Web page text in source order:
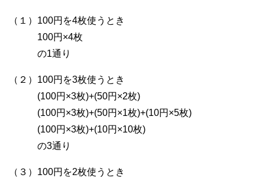
（１）100円を4枚使うとき
100円×4枚
の1通り
（２）100円を3枚使うとき
(100円×3枚)+(50円×2枚)
(100円×3枚)+(50円×1枚)+(10円×5枚)
(100円×3枚)+(10円×10枚)
の3通り
（３）100円を2枚使うとき